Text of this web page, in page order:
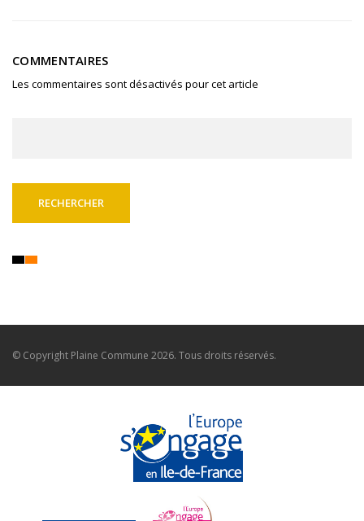
COMMENTAIRES
Les commentaires sont désactivés pour cet article
© Copyright Plaine Commune 2026. Tous droits réservés.